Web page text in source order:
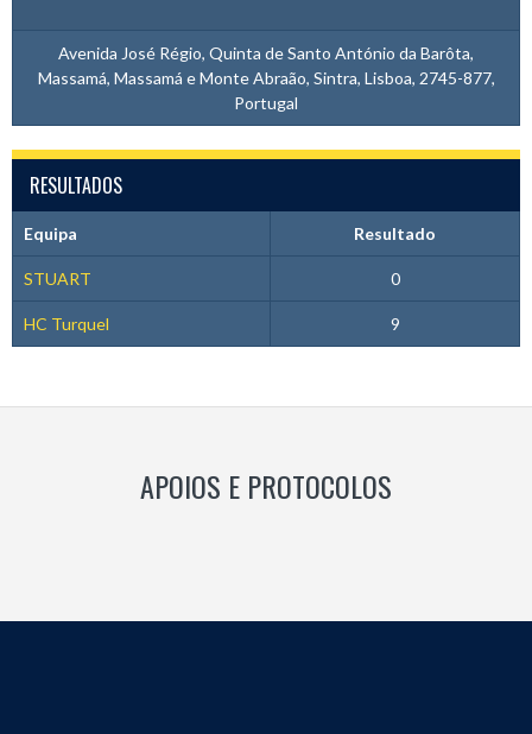
Avenida José Régio, Quinta de Santo António da Barôta,
Massamá, Massamá e Monte Abraão, Sintra, Lisboa, 2745-877,
Portugal
RESULTADOS
Equipa Resultado
STUART 0
HC Turquel 9
APOIOS E PROTOCOLOS